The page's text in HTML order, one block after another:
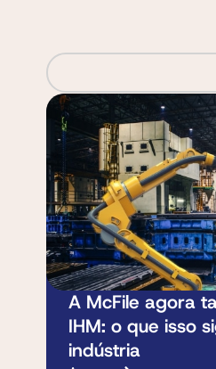
A McFile agora
IHM: o que isso
indústria